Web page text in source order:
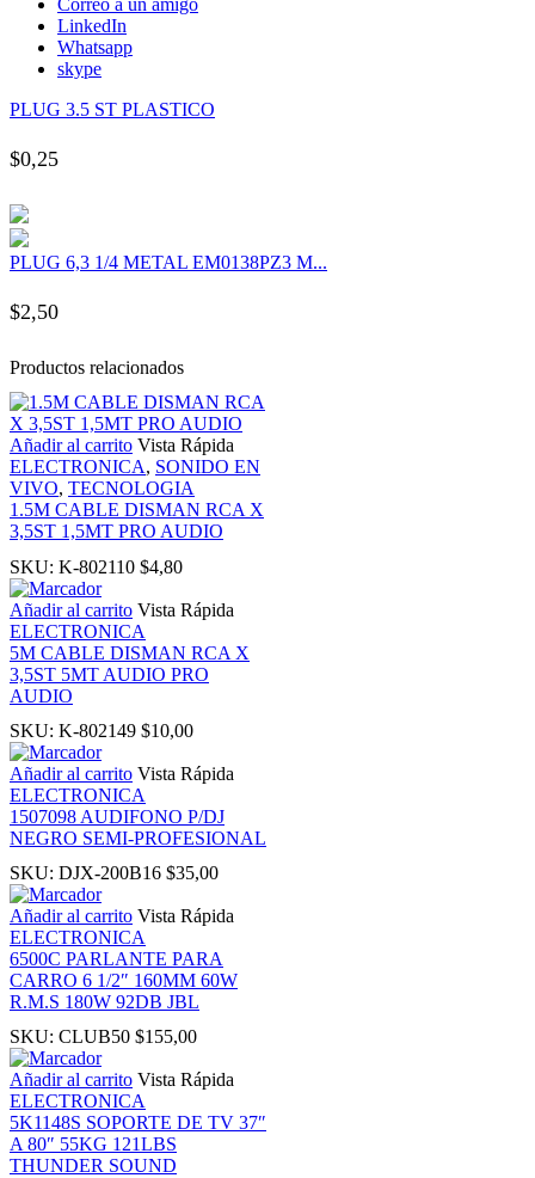
panel
panel
panel
panel
panel
panel
panel
panel
panel
Panel
Panel
Panel
Panel
panel
Correo a un amigo
LinkedIn
Whatsapp
skype
PLUG 3.5 ST PLASTICO
$0,25
PLUG 6,3 1/4 METAL EM0138PZ3 M...
$2,50
Productos relacionados
Añadir al carrito Vista Rápida
ELECTRONICA, SONIDO EN
VIVO, TECNOLOGIA
1.5M CABLE DISMAN RCA X
3,5ST 1,5MT PRO AUDIO
SKU: K-802110 $4,80
Añadir al carrito Vista Rápida
ELECTRONICA
5M CABLE DISMAN RCA X
3,5ST 5MT AUDIO PRO
AUDIO
SKU: K-802149 $10,00
Añadir al carrito Vista Rápida
ELECTRONICA
1507098 AUDIFONO P/DJ
NEGRO SEMI-PROFESIONAL
SKU: DJX-200B16 $35,00
Añadir al carrito Vista Rápida
ELECTRONICA
6500C PARLANTE PARA
CARRO 6 1/2″ 160MM 60W
R.M.S 180W 92DB JBL
SKU: CLUB50 $155,00
Añadir al carrito Vista Rápida
ELECTRONICA
5K1148S SOPORTE DE TV 37″
A 80″ 55KG 121LBS
THUNDER SOUND